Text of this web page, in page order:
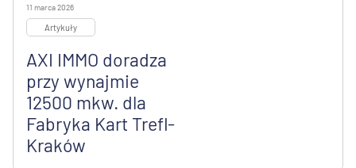
11 marca 2026
Artykuły
AXI IMMO doradza
przy wynajmie
12500 mkw. dla
Fabryka Kart Trefl-
Kraków